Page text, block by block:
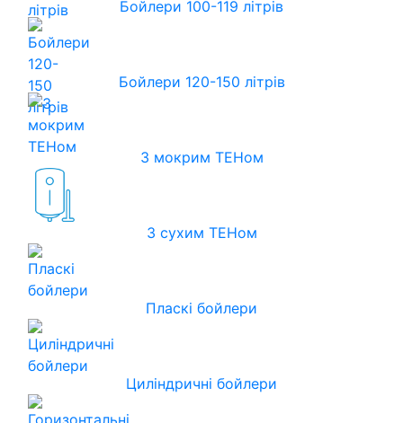
Бойлери 100-119 літрів
Бойлери 120-150 літрів
З мокрим ТЕНом
З сухим ТЕНом
Пласкі бойлери
Циліндричні бойлери